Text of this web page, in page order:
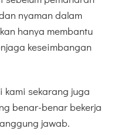
nyaman dalam
hanya membantu
keseimbangan
kami sekarang juga
benar-benar bekerja
jawab.